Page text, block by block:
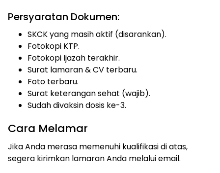
Persyaratan Dokumen:
SKCK yang masih aktif (disarankan).
Fotokopi KTP.
Fotokopi Ijazah terakhir.
Surat lamaran & CV terbaru.
Foto terbaru.
Surat keterangan sehat (wajib).
Sudah divaksin dosis ke-3.
Cara Melamar
Jika Anda merasa memenuhi kualifikasi di atas,
segera kirimkan lamaran Anda melalui email.